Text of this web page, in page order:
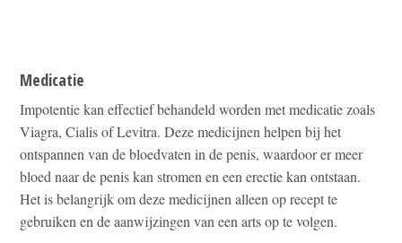
Medicatie
Impotentie kan effectief behandeld worden met medicatie zoals
Viagra, Cialis of Levitra. Deze medicijnen helpen bij het
ontspannen van de bloedvaten in de penis, waardoor er meer
bloed naar de penis kan stromen en een erectie kan ontstaan.
Het is belangrijk om deze medicijnen alleen op recept te
gebruiken en de aanwijzingen van een arts op te volgen.